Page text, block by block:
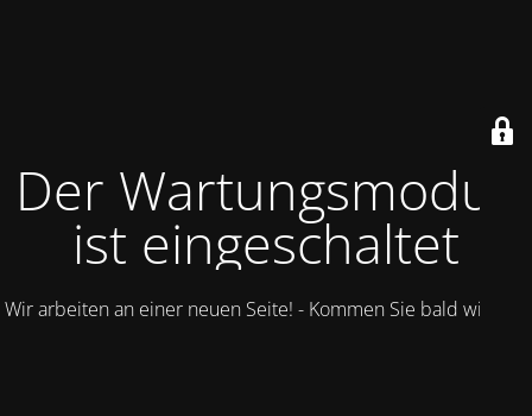
Der Wartungsmodus
ist eingeschaltet
Wir arbeiten an einer neuen Seite! - Kommen Sie bald wieder.